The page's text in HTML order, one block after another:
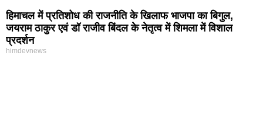
हिमाचल में प्रतिशोध की राजनीति के खिलाफ भाजपा का बिगुल,
जयराम ठाकुर एवं डॉ राजीव बिंदल के नेतृत्व में शिमला में विशाल
प्रदर्शन
himdevnews